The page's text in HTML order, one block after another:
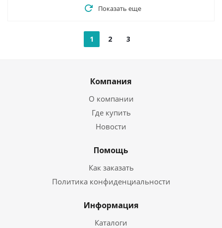
Показать еще
1 2 3
Компания
О компании
Где купить
Новости
Помощь
Как заказать
Политика конфиденциальности
Информация
Каталоги